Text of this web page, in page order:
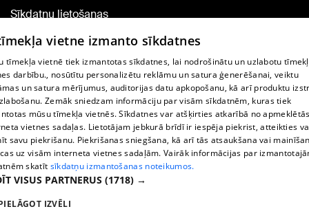
Sīkdatņu lietošanas
noteikumi
Komentāru pievienošana
TV programma
Līguma noteikumi
360 Ziņu kontakti
Helio Media
Portāla palīdzības dienests: e-pasts -
vietne izmanto sīkdatnes
tīmekļa vietnē tiek izmantotas sīkdatnes, lai nodrošinātu un uzlabotu
darbību., nosūtītu personalizētu reklāmu un satura ģenerēšanai, veiktu
un satura mērījumus, auditorijas datu apkopošanu, kā arī produktu
Zemāk sniedzam informāciju par visām sīkdatnēm, kuras tiek
mūsu tīmekļa vietnēs. Sīkdatnes var atšķirties atkarībā no
vietnes sadaļas. Lietotājam jebkurā brīdī ir iespēja piekrist, atteikties
savu piekrišanu. Piekrišanas sniegšana, kā arī tās atsaukšana vai
uz visām interneta vietnes sadaļām. Vairāk informācijas par
skatīt sīkdatņu izmantošanas noteikumos.
VISUS PARTNERUS (1718) →
IZVĒLI